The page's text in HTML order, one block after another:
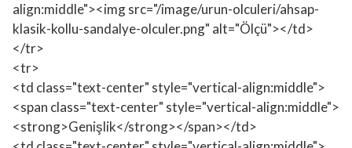
align:middle"><img src="/image/urun-olculeri/ahsap-
klasik-kollu-sandalye-olculer.png" alt="Ölçü"></td>
</tr>
<tr>
<td class="text-center" style="vertical-align:middle">
<span class="text-center" style="vertical-align:middle">
<strong>Genişlik</strong></span></td>